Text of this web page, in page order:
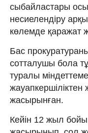
сыбайластары
несиелендіру
көлемде қаражат
Бас
сотталушы бола
туралы
жасырынған.
Кейін 12 жыл